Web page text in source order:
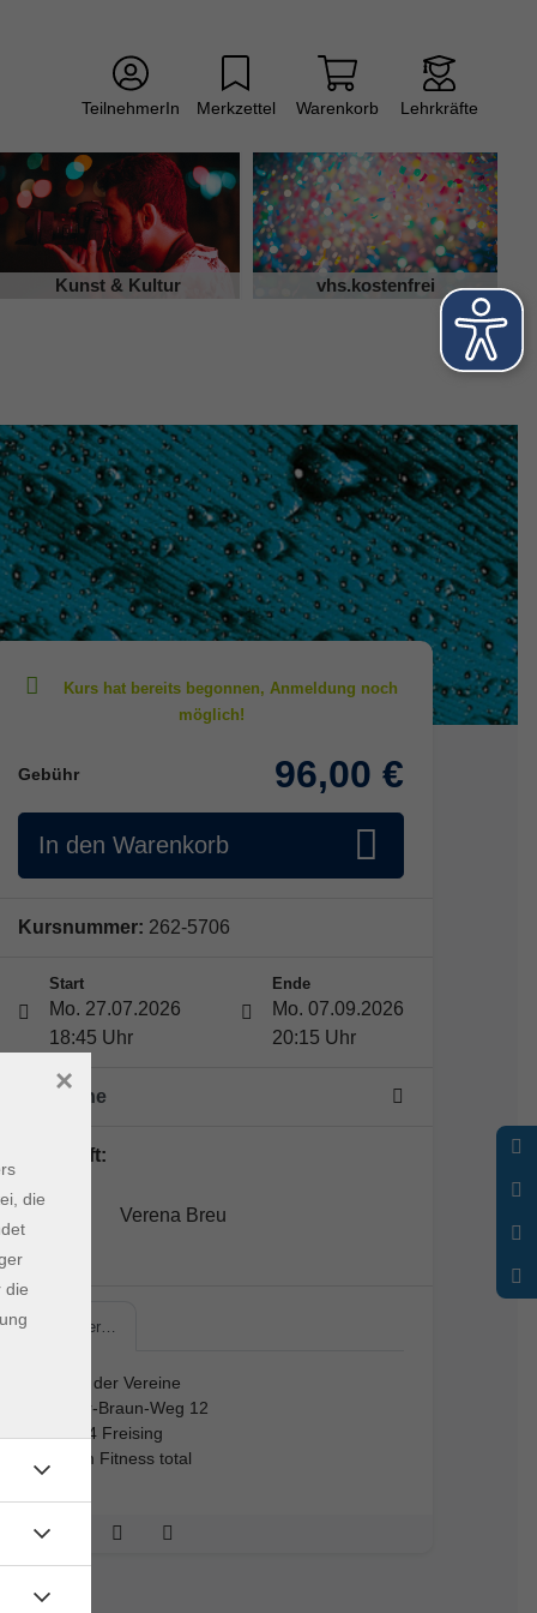
TeilnehmerIn Merkzettel Warenkorb Lehrkräfte
Kunst & Kultur vhs.kostenfrei
Gebühr 96,00 €
In den Warenkorb
Kursnummer: 262-5706
Start
Mo. 27.07.2026
18:45 Uhr
Ende
Mo. 07.09.2026
20:15 Uhr
7 Termine
Lehrkraft:
Verena Breu
Haus der…
Haus der Vereine
Major-Braun-Weg 12
85354 Freising
Raum Fitness total
die
die
×